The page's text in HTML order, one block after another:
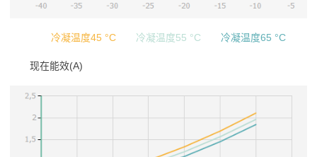
冷凝温度45 °C 冷凝温度55 °C 冷凝温度65 °C
现在能效(A)